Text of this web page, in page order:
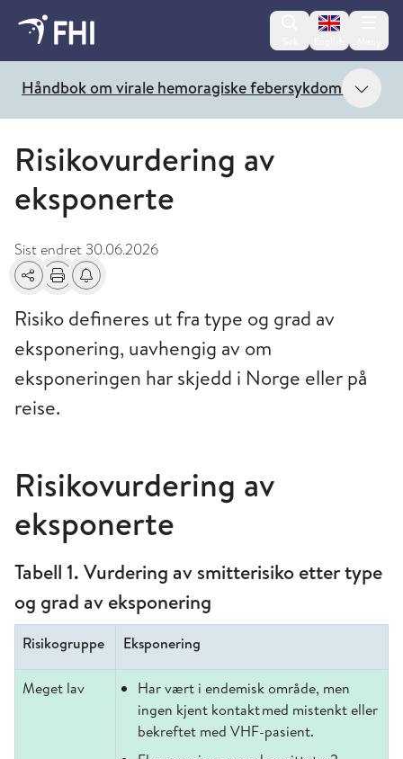
Change
Håndbok om virale hemoragiske febersykdommer Vis
Risikovurdering av
eksponerte
Sist endret 30.06.2026
Del Skriv utFå varsel om endringer
Risiko defineres ut fra type og grad av
eksponering, uavhengig av om
eksponeringen har skjedd i Norge eller på
reise.
Risikovurdering av
eksponerte
Tabell 1. Vurdering av smitterisiko etter type
og grad av eksponering
Risikogruppe Eksponering
Meget lav
Har vært i endemisk område, men
ingen kjent kontakt med mistenkt eller
bekreftet med VHF-pasient.